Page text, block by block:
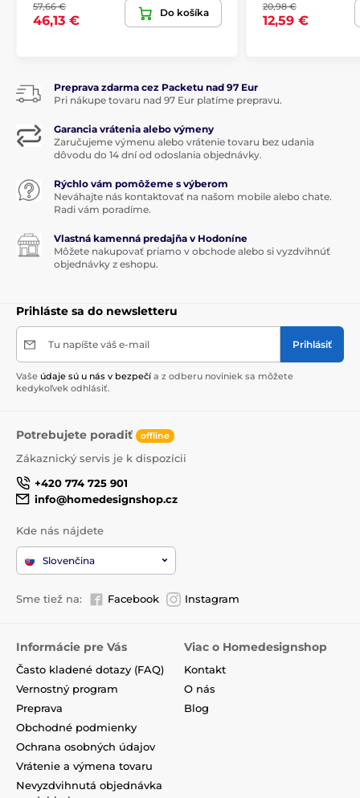
57,66 €
46,13 €
Do košíka 20,98 €
12,59 €
Preprava zdarma cez Packetu nad 97 Eur
Pri nákupe tovaru nad 97 Eur platíme prepravu.
Garancia vrátenia alebo výmeny
Zaručujeme výmenu alebo vrátenie tovaru bez udania
dôvodu do 14 dní od odoslania objednávky.
Rýchlo vám pomôžeme s výberom
Neváhajte nás kontaktovať na našom mobile alebo chate.
Radi vám poradíme.
Vlastná kamenná predajňa v Hodoníne
Môžete nakupovať priamo v obchode alebo si vyzdvihnúť
objednávky z eshopu.
Prihláste sa do newsletteru
Tu napíšte váš e-mail Prihlásiť
Vaše údaje sú u nás v bezpečí a z odberu noviniek sa môžete
kedykoľvek odhlásiť.
Potrebujete poradiť offline
Zákaznický servis je k dispozícii
+420 774 725 901
info@homedesignshop.cz
Kde nás nájdete
Slovenčina
Sme tiež na: Facebook Instagram
Informácie pre Vás
Často kladené dotazy (FAQ)
Vernostný program
Preprava
Obchodné podmienky
Ochrana osobných údajov
Vrátenie a výmena tovaru
Nevyzdvihnutá objednávka
Viac o Homedesignshop
Kontakt
O nás
Blog